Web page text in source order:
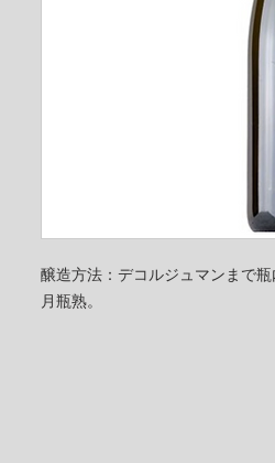
醸造方法：デコルジュマンまで
月瓶熟。